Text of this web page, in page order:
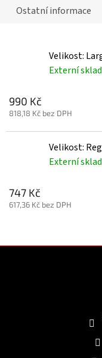
Ostatní informace
Velikost:
Externí sklad
990 Kč
818,18 Kč bez DPH
Velikost:
Externí sklad
747 Kč
617,36 Kč bez DPH